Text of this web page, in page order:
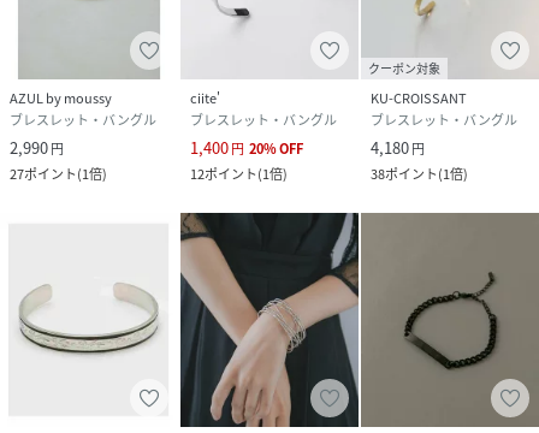
AZUL by moussy
ブレスレット・バングル
2,990円
27ポイント(1倍)
ciite'
ブレスレット・バングル
1,400円 20%OFF
12ポイント(1倍)
クーポン対象
KU-CROISSANT
ブレスレット・バングル
4,180円
38ポイント(1倍)